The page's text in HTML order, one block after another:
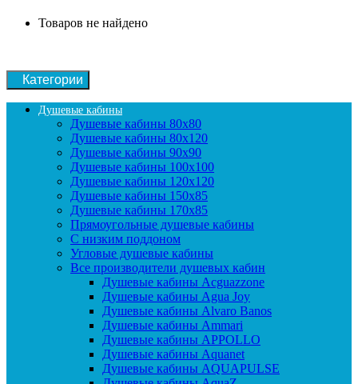
Товаров не найдено
Категории
Душевые кабины
Душевые кабины 80x80
Душевые кабины 80x120
Душевые кабины 90х90
Душевые кабины 100x100
Душевые кабины 120x120
Душевые кабины 150x85
Душевые кабины 170x85
Прямоугольные душевые кабины
С низким поддоном
Угловые душевые кабины
Все производители душевых кабин
Душевые кабины Acguazzone
Душевые кабины Agua Joy
Душевые кабины Alvaro Banos
Душевые кабины Ammari
Душевые кабины APPOLLO
Душевые кабины Aquanet
Душевые кабины AQUAPULSE